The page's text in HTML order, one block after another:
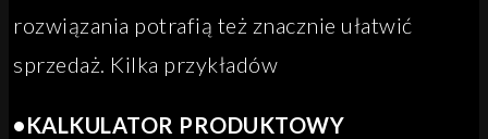
rozwiązania potrafią też znacznie ułatwić
sprzedaż. Kilka przykładów
•KALKULATOR PRODUKTOWY